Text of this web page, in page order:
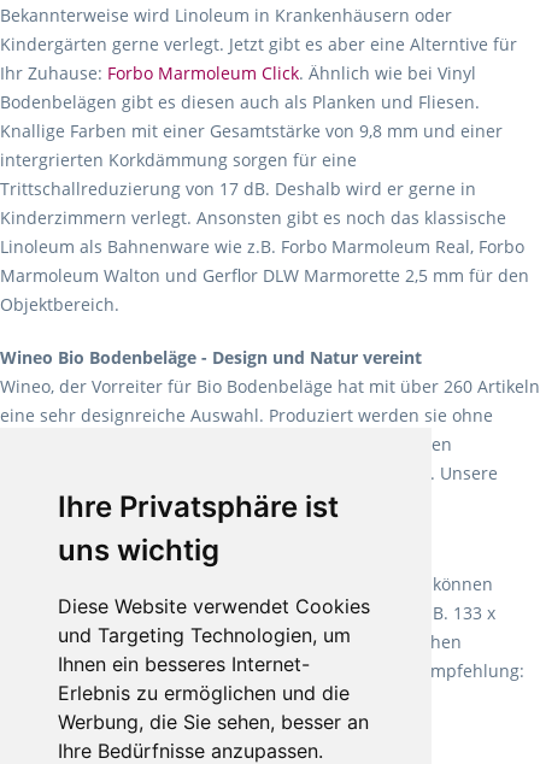
Ihre Privatsphäre ist
uns wichtig
Diese Website verwendet Cookies
und Targeting Technologien, um
Ihnen ein besseres Internet-
Erlebnis zu ermöglichen und die
Werbung, die Sie sehen, besser an
Ihre Bedürfnisse anzupassen.
Bekannterweise wird Linoleum in Krankenhäusern oder
Kindergärten gerne verlegt. Jetzt gibt es aber eine Alterntive für
Ihr Zuhause: Forbo Marmoleum Click. Ähnlich wie bei Vinyl
Bodenbelägen gibt es diesen auch als Planken und Fliesen.
Knallige Farben mit einer Gesamtstärke von 9,8 mm und einer
intergrierten Korkdämmung sorgen für eine
Trittschallreduzierung von 17 dB. Deshalb wird er gerne in
Kinderzimmern verlegt. Ansonsten gibt es noch das klassische
Linoleum als Bahnenware wie z.B. Forbo Marmoleum Real, Forbo
Marmoleum Walton und Gerflor DLW Marmorette 2,5 mm für den
Objektbereich.
Wineo Bio Bodenbeläge - Design und Natur vereint
Wineo, der Vorreiter für Bio Bodenbeläge hat mit über 260 Artikeln
eine sehr designreiche Auswahl. Produziert werden sie ohne
Weichmacher und Lösungsmittel. Mit allen verfügbaren
Verlegearten ist er für jegliche Bauvorhaben attraktiv. Unsere
Empfehlung:Wineo 1000 Multi Layer XXL.
Teppiche für ein angenehmes Laufgefühl
machen es schon lange vor. Sie können
Teppich in Ihrem gewünschten Sondermaß kaufen, z.B. 133 x
60cm. Vor allem in Schlafzimmern aufgrund der weichen
Oberfläche ein sehr beliebter Zusatzboden. Unsere Empfehlung:
Fletco Fluffy und Fletco Hermelin